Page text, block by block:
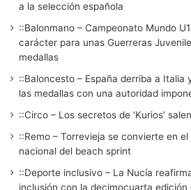
a la selección española
::Balonmano – Campeonato Mundo
carácter para unas Guerreras
medallas
::Baloncesto – España derriba a Italia
las medallas con una autoridad
::Circo – Los secretos de ‘Kurios’
::Remo – Torrevieja se convierte en
nacional del beach sprint
::Deporte inclusivo – La Nucía
inclusión con la decimocuarta edición